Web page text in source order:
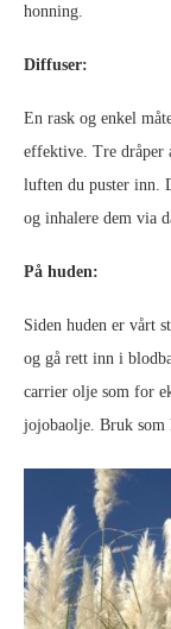
honning.
Diffuser:
En rask og enkel
effektive. Tre dråper
luften du puster inn.
og inhalere dem via
På huden:
Siden huden er vårt
og gå rett inn i
carrier olje som for
jojobaolje. Bruk som